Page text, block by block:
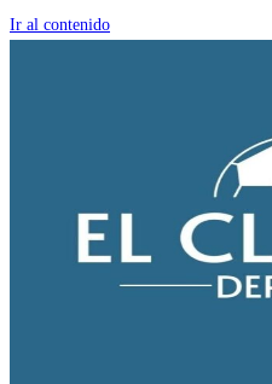
Ir al contenido